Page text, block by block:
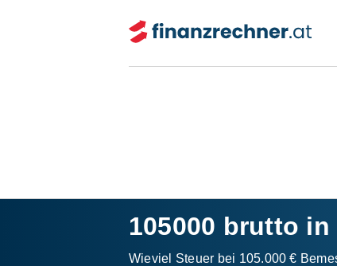
105000 brutto
Wieviel Steuer bei 105.000 €